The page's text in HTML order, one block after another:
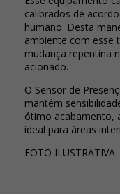
calibrados de
humano. Desta
ambiente com esse
mudança repentina
acionado.
O Sensor de
mantém
ótimo acabamento,
ideal para áreas
FOTO ILUSTRATIVA